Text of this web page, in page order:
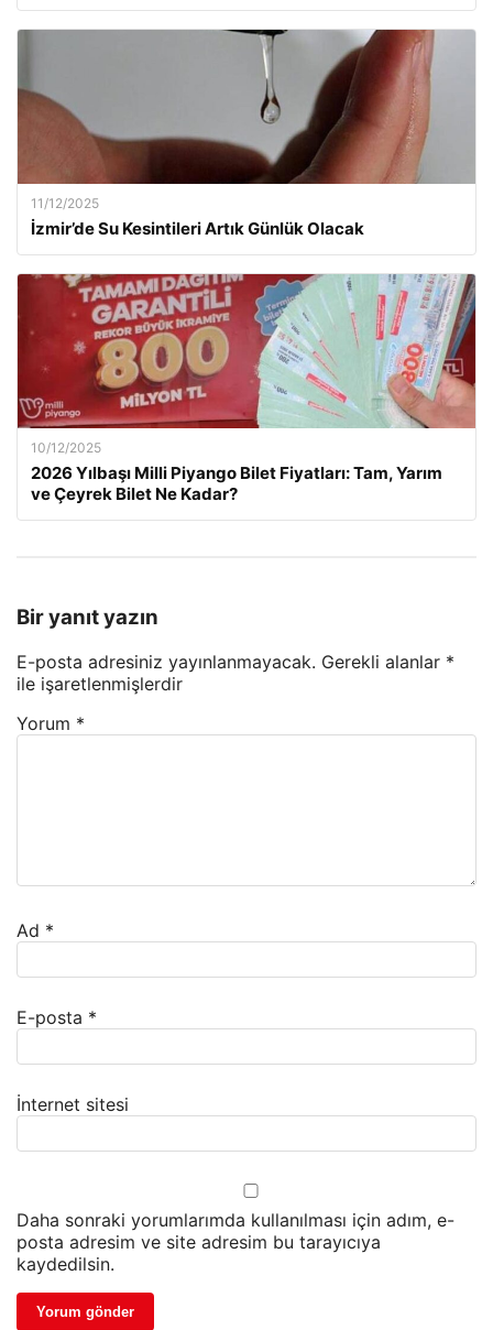
11/12/2025
İzmir’de Su Kesintileri Artık Günlük Olacak
10/12/2025
2026 Yılbaşı Milli Piyango Bilet Fiyatları: Tam, Yarım
ve Çeyrek Bilet Ne Kadar?
Bir yanıt yazın
E-posta adresiniz yayınlanmayacak. Gerekli alanlar *
ile işaretlenmişlerdir
Yorum *
Ad *
E-posta *
İnternet sitesi
Daha sonraki yorumlarımda kullanılması için adım, e-
posta adresim ve site adresim bu tarayıcıya
kaydedilsin.